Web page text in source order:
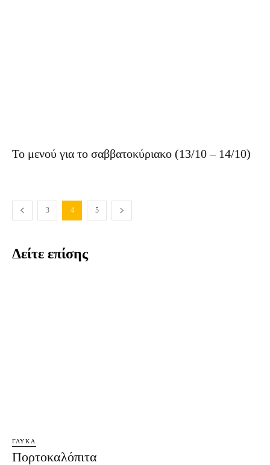
Το μενού για το σαββατοκύριακο (13/10 – 14/10)
3 4 5
Δείτε επίσης
ΓΛΥΚΆ
Πορτοκαλόπιτα